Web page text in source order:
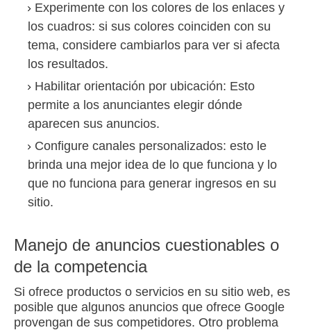
Experimente con los colores de los enlaces y
los cuadros: si sus colores coinciden con su
tema, considere cambiarlos para ver si afecta
los resultados.
Habilitar orientación por ubicación: Esto
permite a los anunciantes elegir dónde
aparecen sus anuncios.
Configure canales personalizados: esto le
brinda una mejor idea de lo que funciona y lo
que no funciona para generar ingresos en su
sitio.
Manejo de anuncios cuestionables o
de la competencia
Si ofrece productos o servicios en su sitio web, es
posible que algunos anuncios que ofrece Google
provengan de sus competidores. Otro problema